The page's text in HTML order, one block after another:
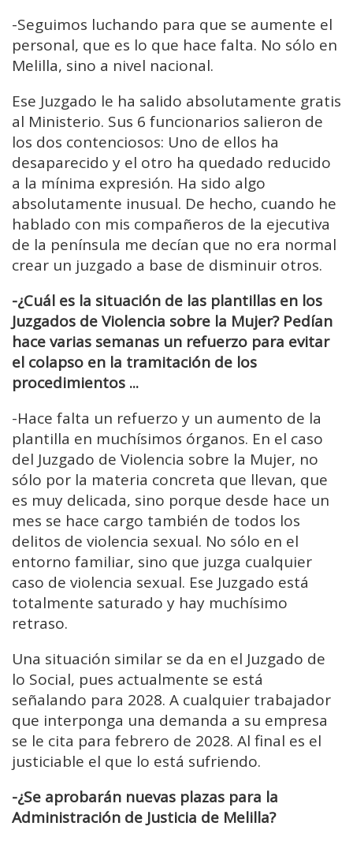
-Seguimos luchando para que se aumente el
personal, que es lo que hace falta. No sólo en
Melilla, sino a nivel nacional.
Ese Juzgado le ha salido absolutamente gratis
al Ministerio. Sus 6 funcionarios salieron de
los dos contenciosos: Uno de ellos ha
desaparecido y el otro ha quedado reducido
a la mínima expresión. Ha sido algo
absolutamente inusual. De hecho, cuando he
hablado con mis compañeros de la ejecutiva
de la península me decían que no era normal
crear un juzgado a base de disminuir otros.
-¿Cuál es la situación de las plantillas en los
Juzgados de Violencia sobre la Mujer? Pedían
hace varias semanas un refuerzo para evitar
el colapso en la tramitación de los
procedimientos ...
-Hace falta un refuerzo y un aumento de la
plantilla en muchísimos órganos. En el caso
del Juzgado de Violencia sobre la Mujer, no
sólo por la materia concreta que llevan, que
es muy delicada, sino porque desde hace un
mes se hace cargo también de todos los
delitos de violencia sexual. No sólo en el
entorno familiar, sino que juzga cualquier
caso de violencia sexual. Ese Juzgado está
totalmente saturado y hay muchísimo
retraso.
Una situación similar se da en el Juzgado de
lo Social, pues actualmente se está
señalando para 2028. A cualquier trabajador
que interponga una demanda a su empresa
se le cita para febrero de 2028. Al final es el
justiciable el que lo está sufriendo.
-¿Se aprobarán nuevas plazas para la
Administración de Justicia de Melilla?